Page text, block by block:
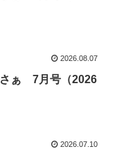
2026.08.07
ぁ 7月号（2026
2026.07.10